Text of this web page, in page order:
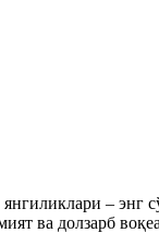
– энг
ва долзарб